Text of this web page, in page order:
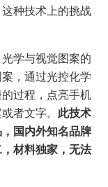
种技术上的挑战
学与视觉图案的
，通过光控化学
过程，点亮手机
者文字。 此技术
国内外知名品牌
材料独家，无法